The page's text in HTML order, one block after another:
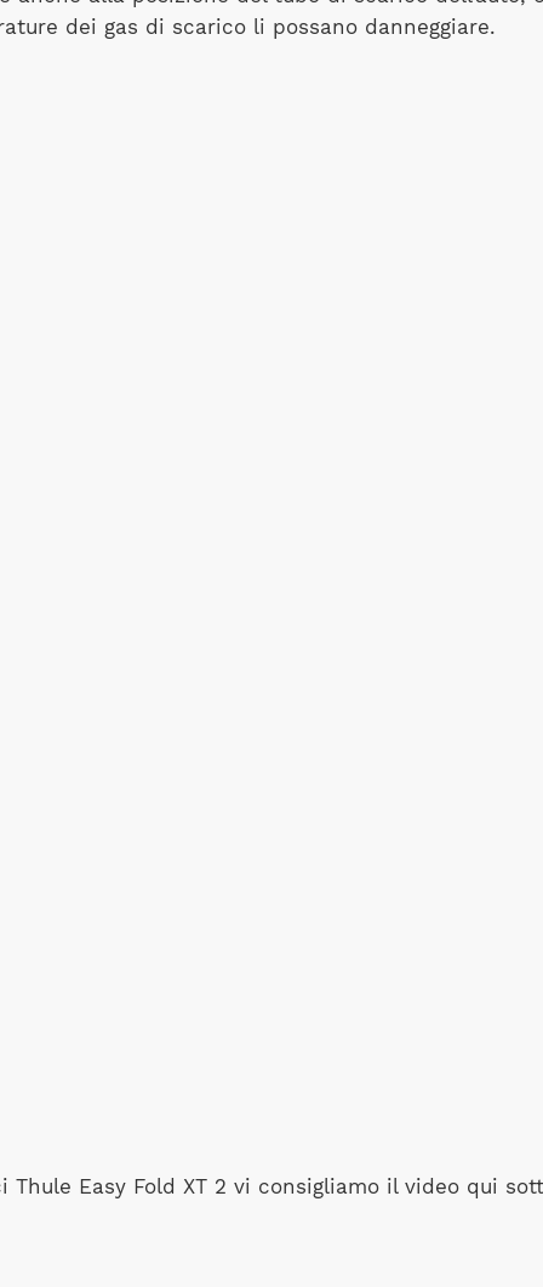
dei gas di scarico li possano danneggiare.
Easy Fold XT 2 vi consigliamo il video qui